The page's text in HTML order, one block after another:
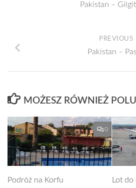
Pakistan – Gilgit
PREVIOUS
Pakistan –
MOŻESZ RÓWNIEŻ
0
Podróż na Korfu Lot